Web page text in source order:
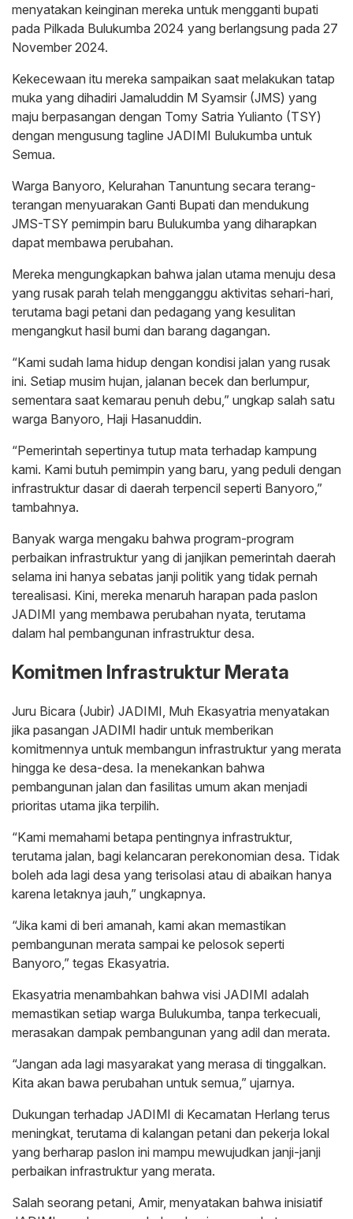
menyatakan keinginan mereka untuk mengganti bupati
pada Pilkada Bulukumba 2024 yang berlangsung pada 27
November 2024.
Kekecewaan itu mereka sampaikan saat melakukan tatap
muka yang dihadiri Jamaluddin M Syamsir (JMS) yang
maju berpasangan dengan Tomy Satria Yulianto (TSY)
dengan mengusung tagline JADIMI Bulukumba untuk
Semua.
Warga Banyoro, Kelurahan Tanuntung secara terang-
terangan menyuarakan Ganti Bupati dan mendukung
JMS-TSY pemimpin baru Bulukumba yang diharapkan
dapat membawa perubahan.
Mereka mengungkapkan bahwa jalan utama menuju desa
yang rusak parah telah mengganggu aktivitas sehari-hari,
terutama bagi petani dan pedagang yang kesulitan
mengangkut hasil bumi dan barang dagangan.
“Kami sudah lama hidup dengan kondisi jalan yang rusak
ini. Setiap musim hujan, jalanan becek dan berlumpur,
sementara saat kemarau penuh debu,” ungkap salah satu
warga Banyoro, Haji Hasanuddin.
“Pemerintah sepertinya tutup mata terhadap kampung
kami. Kami butuh pemimpin yang baru, yang peduli dengan
infrastruktur dasar di daerah terpencil seperti Banyoro,”
tambahnya.
Banyak warga mengaku bahwa program-program
perbaikan infrastruktur yang di janjikan pemerintah daerah
selama ini hanya sebatas janji politik yang tidak pernah
terealisasi. Kini, mereka menaruh harapan pada paslon
JADIMI yang membawa perubahan nyata, terutama
dalam hal pembangunan infrastruktur desa.
Komitmen Infrastruktur Merata
Juru Bicara (Jubir) JADIMI, Muh Ekasyatria menyatakan
jika pasangan JADIMI hadir untuk memberikan
komitmennya untuk membangun infrastruktur yang merata
hingga ke desa-desa. Ia menekankan bahwa
pembangunan jalan dan fasilitas umum akan menjadi
prioritas utama jika terpilih.
“Kami memahami betapa pentingnya infrastruktur,
terutama jalan, bagi kelancaran perekonomian desa. Tidak
boleh ada lagi desa yang terisolasi atau di abaikan hanya
karena letaknya jauh,” ungkapnya.
“Jika kami di beri amanah, kami akan memastikan
pembangunan merata sampai ke pelosok seperti
Banyoro,” tegas Ekasyatria.
Ekasyatria menambahkan bahwa visi JADIMI adalah
memastikan setiap warga Bulukumba, tanpa terkecuali,
merasakan dampak pembangunan yang adil dan merata.
“Jangan ada lagi masyarakat yang merasa di tinggalkan.
Kita akan bawa perubahan untuk semua,” ujarnya.
Dukungan terhadap JADIMI di Kecamatan Herlang terus
meningkat, terutama di kalangan petani dan pekerja lokal
yang berharap paslon ini mampu mewujudkan janji-janji
perbaikan infrastruktur yang merata.
Salah seorang petani, Amir, menyatakan bahwa inisiatif